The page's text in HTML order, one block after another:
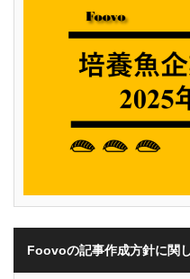
Foovoの記事作成方針に関